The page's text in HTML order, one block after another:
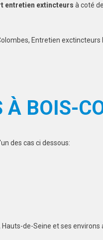
entretien extincteurs à coté
Entretien exctincteurs
À BOIS-
des cas ci dessous:
de-Seine et ses environs